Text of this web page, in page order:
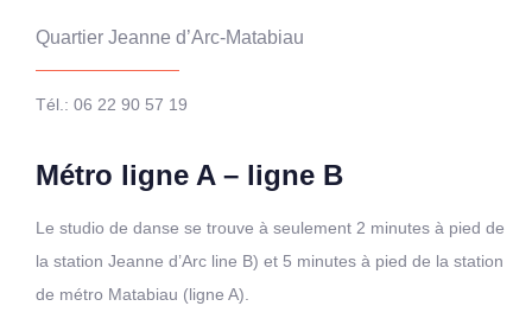
Quartier Jeanne d’Arc-Matabiau
Tél.: 06 22 90 57 19
Métro ligne A – ligne B
Le studio de danse se trouve à seulement 2 minutes à pied de
la station Jeanne d’Arc line B) et 5 minutes à pied de la station
de métro Matabiau (ligne A).